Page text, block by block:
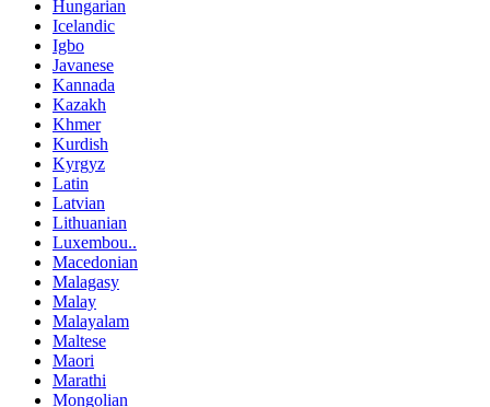
Hungarian
Icelandic
Igbo
Javanese
Kannada
Kazakh
Khmer
Kurdish
Kyrgyz
Latin
Latvian
Lithuanian
Luxembou..
Macedonian
Malagasy
Malay
Malayalam
Maltese
Maori
Marathi
Mongolian